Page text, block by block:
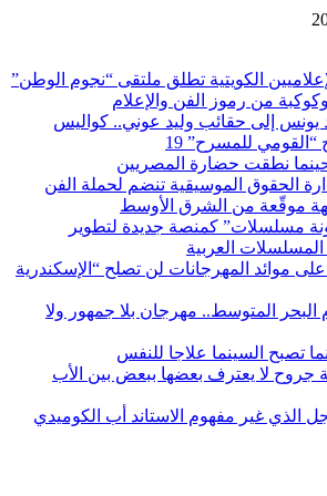
الكويتية تطلق ملتقى “نجوم الوطن”
من رموز الفن والإعلام
إلى حقائب وليد عوني.. كواليس
“القومي للمسرح” 19
نطقت حضارة المصريين
الحقوق الموسيقية تنضم لحملة الفن
موقّعة من الشرق الأوسط
مسلسلات” كمنصة جديدة لتطوير
العربية
على موائد المهرجانات لن تصلح “الإسكندرية
البحر المتوسط.. مهرجان بلا جمهور ولا
جروح لا يعترف بعضها ببعض بين الأب
الذي غير مفهوم الاستاند أب الكوميدي